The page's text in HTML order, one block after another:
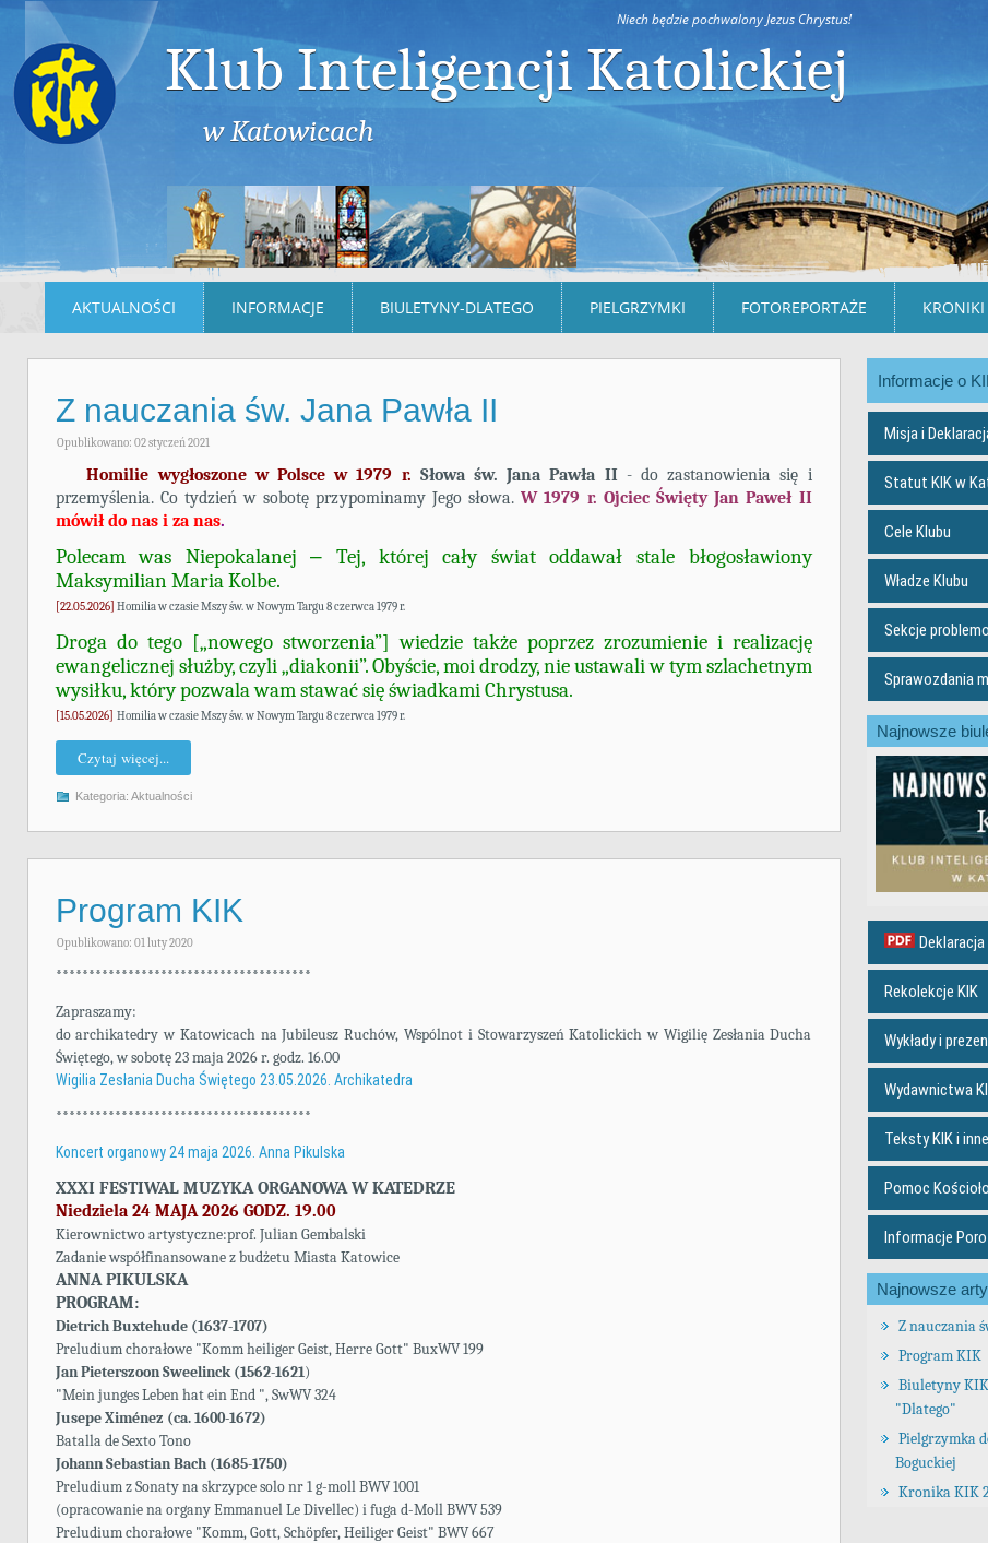
Niech będzie pochwalony Jezus Chrystus!
Klub Inteligencji Katolickiej
w Katowicach
AKTUALNOŚCI INFORMACJE BIULETYNY-DLATEGO PIELGRZYMKI FOTOREPORTAŻE KRONIKI
Z nauczania św. Jana Pawła II
Opublikowano: 02 styczeń 2021
Homilie wygłoszone w Polsce w 1979 r. Słowa św. Jana Pawła II- do zastanowienia się i
przemyślenia. Co tydzień w sobotę przypominamy Jego słowa.W 1979 r. Ojciec Święty Jan Paweł II
mówił do nas i za nas.
Polecam was Niepokalanej ‒ Tej, której cały świat oddawał stale błogosławiony
Maksymilian Maria Kolbe.
[22.05.2026] Homilia w czasie Mszy św. w Nowym Targu 8 czerwca 1979 r.
Droga do tego [„nowego stworzenia”] wiedzie także poprzez zrozumienie i realizację
ewangelicznej służby, czyli „diakonii”. Obyście, moi drodzy, nie ustawali w tym szlachetnym
wysiłku, który pozwala wam stawać się świadkami Chrystusa.
[15.05.2026] Homilia w czasie Mszy św. w Nowym Targu 8 czerwca 1979 r.
Czytaj więcej...
Kategoria: Aktualności
Program KIK
Opublikowano: 01 luty 2020
***************************************
Zapraszamy:
do archikatedry w Katowicach na Jubileusz Ruchów, Wspólnot i Stowarzyszeń Katolickich w Wigilię Zesłania Ducha
Świętego, w sobotę 23 maja 2026 r. godz. 16.00
Wigilia Zesłania Ducha Świętego 23.05.2026. Archikatedra
***************************************
Koncert organowy 24 maja 2026. Anna Pikulska
XXXI FESTIWAL MUZYKA ORGANOWA W KATEDRZE
Niedziela 24 MAJA 2026 GODZ. 19.00
Kierownictwo artystyczne:prof. Julian Gembalski
Zadanie współfinansowane z budżetu Miasta Katowice
ANNA PIKULSKA
PROGRAM:
Dietrich Buxtehude (1637-1707)
Preludium chorałowe "Komm heiliger Geist, Herre Gott" BuxWV 199
Jan Pieterszoon Sweelinck (1562-1621)
"Mein junges Leben hat ein End ", SwWV 324
Jusepe Ximénez (ca. 1600-1672)
Batalla de Sexto Tono
Johann Sebastian Bach (1685-1750)
Preludium z Sonaty na skrzypce solo nr 1 g-moll BWV 1001
(opracowanie na organy Emmanuel Le Divellec) i fuga d-Moll BWV 539
Preludium chorałowe "Komm, Gott, Schöpfer, Heiliger Geist" BWV 667
Informacje o
Misja i
Statut KIK w
Cele Klubu
Władze Klubu
Sekcje
Sprawozdania
Najnowsze
Rekolekcje KIK
Wykłady i
Wydawnictwa
Teksty KIK i
Pomoc
Informacje
Najnowsze
Z nauczania
Program KIK
Biuletyny
"Dlatego"
Pielgrzymka
Boguckiej
Kronika KIK